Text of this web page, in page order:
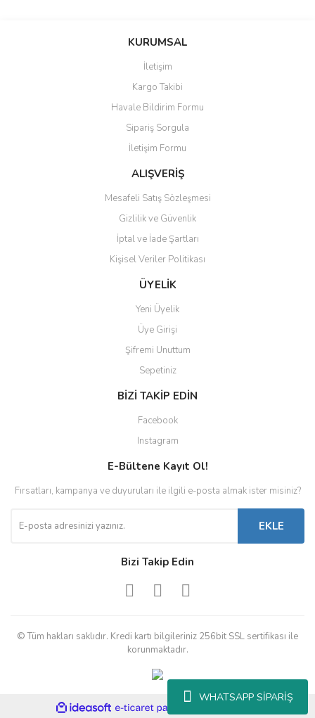
WHATSAPP SİPARİŞ
KURUMSAL
İletişim
Kargo Takibi
Havale Bildirim Formu
Sipariş Sorgula
İletişim Formu
ALIŞVERİŞ
Mesafeli Satış Sözleşmesi
Gizlilik ve Güvenlik
İptal ve İade Şartları
Kişisel Veriler Politikası
ÜYELİK
Yeni Üyelik
Üye Girişi
Şifremi Unuttum
Sepetiniz
BİZİ TAKİP EDİN
Facebook
Instagram
E-Bültene Kayıt Ol!
Fırsatları, kampanya ve duyuruları ile ilgili e-posta almak ister misiniz?
EKLE
Bizi Takip Edin
© Tüm hakları saklıdır. Kredi kartı bilgileriniz 256bit SSL sertifikası ile
korunmaktadır.
ideasoft